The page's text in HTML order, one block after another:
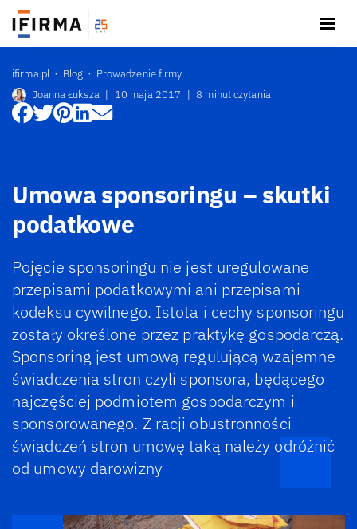
ifirma.pl Blog
Prowadzenie firmy
Joanna Łuksza | 10 maja 2017 | 8 minut czytania
Umowa sponsoringu – skutki
podatkowe
Pojęcie sponsoringu nie jest uregulowane
przepisami podatkowymi ani przepisami
kodeksu cywilnego. Istota i cechy sponsoringu
zostały określone przez praktykę gospodarczą.
Sponsoring jest umową regulującą wzajemne
świadczenia stron czyli sponsora, będącego
najczęściej podmiotem gospodarczym i
sponsorowanego. Z racji obustronności
świadczeń stron umowę taką należy odróżnić
od umowy darowizny